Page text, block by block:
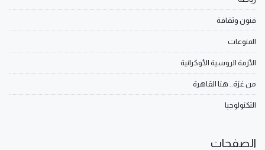
فنون وثقافة
المنوعات
الأزمة الروسية الأوكرانية
من غزة.. هنا القاهرة
التكنولوجيا
الصفحات